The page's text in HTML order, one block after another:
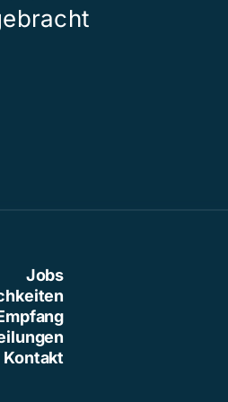
Jobs
Kontakt